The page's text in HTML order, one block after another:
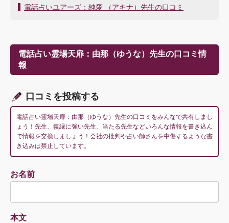
稿
ー
シ
ョ
電話占いユアーズ：純愛 （アキナ）先生の口コミ
電話占い霊場天扉：由那（ゆうな）先生の口コミ情
報
口コミを投稿する
電話占い霊場天扉：由那（ゆうな）先生の口コミをみんなで共有しまし
ょう！先生、復縁に強い先生、当たる先生などいろんな情報を書き込ん
で情報を交換しましょう！会社の批判や占い師さんを中傷するような書
き込みは禁止しています。
お名前
本文